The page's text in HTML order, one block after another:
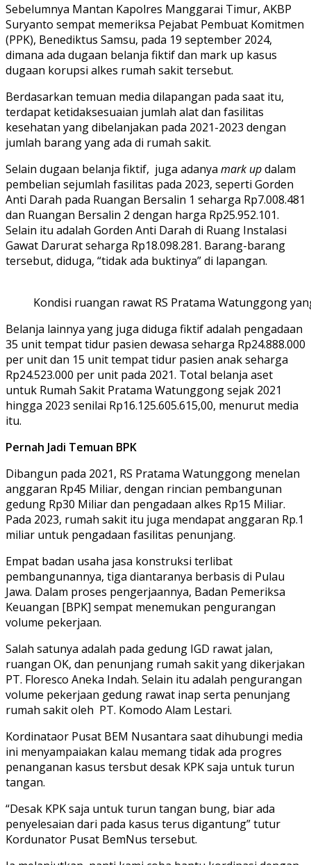
Sebelumnya Mantan Kapolres Manggarai Timur, AKBP
Suryanto sempat memeriksa Pejabat Pembuat Komitmen
(PPK), Benediktus Samsu, pada 19 september 2024,
dimana ada dugaan belanja fiktif dan mark up kasus
dugaan korupsi alkes rumah sakit tersebut.
Berdasarkan temuan media dilapangan pada saat itu,
terdapat ketidaksesuaian jumlah alat dan fasilitas
kesehatan yang dibelanjakan pada 2021-2023 dengan
jumlah barang yang ada di rumah sakit.
Selain dugaan belanja fiktif, juga adanya mark updalam
pembelian sejumlah fasilitas pada 2023, seperti Gorden
Anti Darah pada Ruangan Bersalin 1 seharga Rp7.008.481
dan Ruangan Bersalin 2 dengan harga Rp25.952.101.
Selain itu adalah Gorden Anti Darah di Ruang Instalasi
Gawat Darurat seharga Rp18.098.281. Barang-barang
tersebut, diduga, “tidak ada buktinya” di lapangan.
Kondisi ruangan rawat RS Pratama Watunggong
Belanja lainnya yang juga diduga fiktif adalah pengadaan
35 unit tempat tidur pasien dewasa seharga Rp24.888.000
per unit dan 15 unit tempat tidur pasien anak seharga
Rp24.523.000 per unit pada 2021. Total belanja aset
untuk Rumah Sakit Pratama Watunggong sejak 2021
hingga 2023 senilai Rp16.125.605.615,00, menurut media
itu.
Pernah Jadi Temuan BPK
Dibangun pada 2021, RS Pratama Watunggong menelan
anggaran Rp45 Miliar, dengan rincian pembangunan
gedung Rp30 Miliar dan pengadaan alkes Rp15 Miliar.
Pada 2023, rumah sakit itu juga mendapat anggaran Rp.1
miliar untuk pengadaan fasilitas penunjang.
Empat badan usaha jasa konstruksi terlibat
pembangunannya, tiga diantaranya berbasis di Pulau
Jawa. Dalam proses pengerjaannya, Badan Pemeriksa
Keuangan [BPK] sempat menemukan pengurangan
volume pekerjaan.
Salah satunya adalah pada gedung IGD rawat jalan,
ruangan OK, dan penunjang rumah sakit yang dikerjakan
PT. Floresco Aneka Indah. Selain itu adalah pengurangan
volume pekerjaan gedung rawat inap serta penunjang
rumah sakit oleh PT. Komodo Alam Lestari.
Kordinataor Pusat BEM Nusantara saat dihubungi media
ini menyampaiakan kalau memang tidak ada progres
penanganan kasus tersbut desak KPK saja untuk turun
tangan.
“Desak KPK saja untuk turun tangan bung, biar ada
penyelesaian dari pada kasus terus digantung” tutur
Kordunator Pusat BemNus tersebut.